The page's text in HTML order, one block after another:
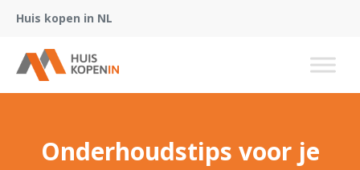
Huis kopen in NL
Onderhoudstips voor je